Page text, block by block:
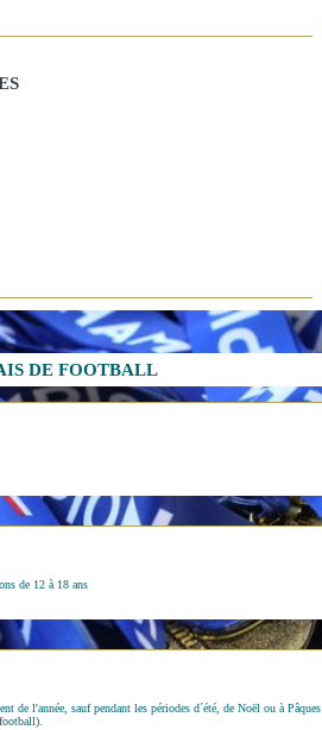
DE FOOTBALL
de 12 à 18 ans
de l'année, sauf pendant les périodes d´été, de Noël ou à